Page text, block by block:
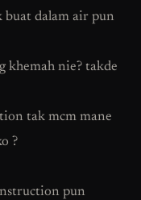
buat dalam air pun
khemah nie? takde
tak mcm mane
?
pun